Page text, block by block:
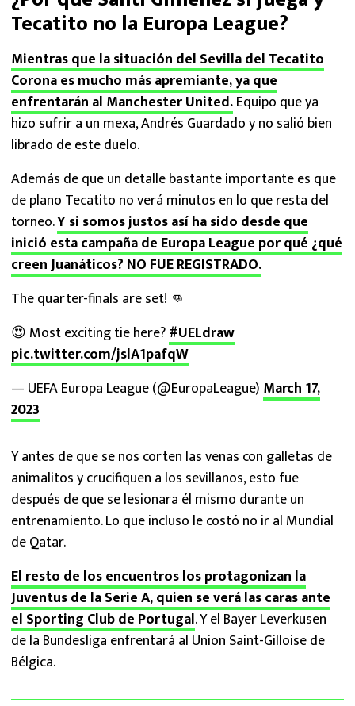
Tecatito no la Europa League?
Mientras que la situación del Sevilla del Tecatito
Corona es mucho más apremiante, ya que
enfrentarán al Manchester United.Equipo que ya
hizo sufrir a un mexa, Andrés Guardado y no salió bien
librado de este duelo.
Además de que un detalle bastante importante es que
de plano Tecatito no verá minutos en lo que resta del
torneo.Y si somos justos así ha sido desde que
inició esta campaña de Europa League por qué ¿qué
creen Juanáticos? NO FUE REGISTRADO.
The quarter-finals are set! 👊
😍 Most exciting tie here?#UELdraw
pic.twitter.com/jslA1pafqW
— UEFA Europa League (@EuropaLeague) March 17,
2023
Y antes de que se nos corten las venas con galletas de
animalitos y crucifiquen a los sevillanos, esto fue
después de que se lesionara él mismo durante un
entrenamiento. Lo que incluso le costó no ir al Mundial
de Qatar.
El resto de los encuentros los protagonizan la
Juventus de la Serie A, quien se verá las caras ante
el Sporting Club de Portugal. Y el Bayer Leverkusen
de la Bundesliga enfrentará al Union Saint-Gilloise de
Bélgica.